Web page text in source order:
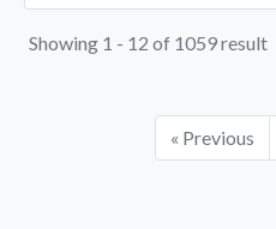
Showing 1 - 12 of 1059 result
« Previous